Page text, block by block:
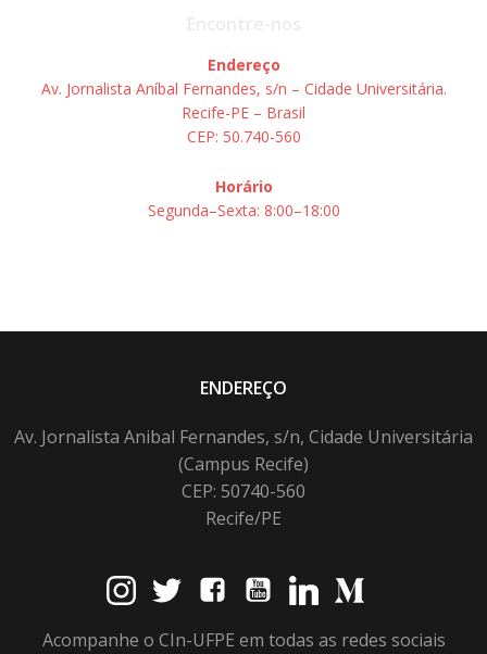
Endereço
Av. Jornalista Aníbal Fernandes, s/n – Cidade Universitária.
Recife-PE – Brasil
CEP: 50.740-560
Horário
Segunda–Sexta: 8:00–18:00
ENDEREÇO
Av. Jornalista Anibal Fernandes, s/n, Cidade Universitária
(Campus Recife)
CEP: 50740-560
Recife/PE
Acompanhe o CIn-UFPE em todas as redes sociais